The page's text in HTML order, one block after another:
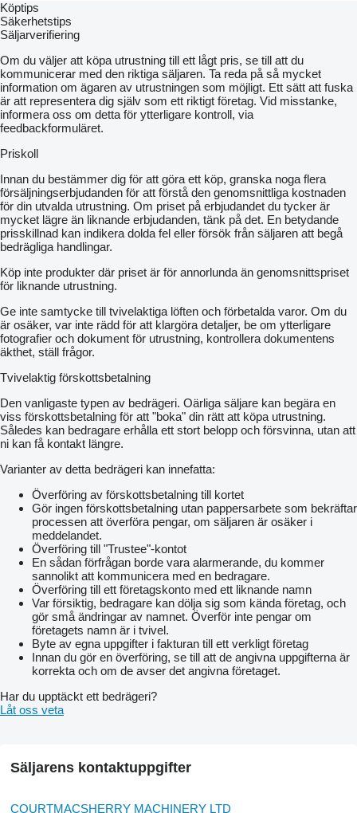
Köptips
Säkerhetstips
Säljarverifiering
Om du väljer att köpa utrustning till ett lågt pris, se till att du
kommunicerar med den riktiga säljaren. Ta reda på så mycket
information om ägaren av utrustningen som möjligt. Ett sätt att fuska
är att representera dig själv som ett riktigt företag. Vid misstanke,
informera oss om detta för ytterligare kontroll, via
feedbackformuläret.
Priskoll
Innan du bestämmer dig för att göra ett köp, granska noga flera
försäljningserbjudanden för att förstå den genomsnittliga kostnaden
för din utvalda utrustning. Om priset på erbjudandet du tycker är
mycket lägre än liknande erbjudanden, tänk på det. En betydande
prisskillnad kan indikera dolda fel eller försök från säljaren att begå
bedrägliga handlingar.
Köp inte produkter där priset är för annorlunda än genomsnittspriset
för liknande utrustning.
Ge inte samtycke till tvivelaktiga löften och förbetalda varor. Om du
är osäker, var inte rädd för att klargöra detaljer, be om ytterligare
fotografier och dokument för utrustning, kontrollera dokumentens
äkthet, ställ frågor.
Tvivelaktig förskottsbetalning
Den vanligaste typen av bedrägeri. Oärliga säljare kan begära en
viss förskottsbetalning för att "boka" din rätt att köpa utrustning.
Således kan bedragare erhålla ett stort belopp och försvinna, utan att
ni kan få kontakt längre.
Varianter av detta bedrägeri kan innefatta:
Överföring av förskottsbetalning till kortet
Gör ingen förskottsbetalning utan pappersarbete som bekräftar
processen att överföra pengar, om säljaren är osäker i
meddelandet.
Överföring till "Trustee"-kontot
En sådan förfrågan borde vara alarmerande, du kommer
sannolikt att kommunicera med en bedragare.
Överföring till ett företagskonto med ett liknande namn
Var försiktig, bedragare kan dölja sig som kända företag, och
gör små ändringar av namnet. Överför inte pengar om
företagets namn är i tvivel.
Byte av egna uppgifter i fakturan till ett verkligt företag
Innan du gör en överföring, se till att de angivna uppgifterna är
korrekta och om de avser det angivna företaget.
Har du upptäckt ett bedrägeri?
Låt oss veta
Säljarens kontaktuppgifter
COURTMACSHERRY MACHINERY LTD